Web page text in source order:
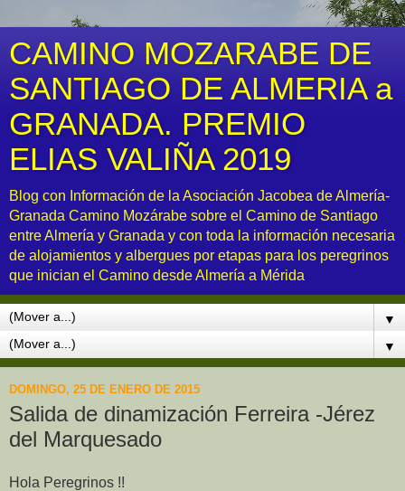
CAMINO MOZARABE DE
SANTIAGO DE ALMERIA a
GRANADA. PREMIO
ELIAS VALIÑA 2019
Blog con Información de la Asociación Jacobea de Almería-
Granada Camino Mozárabe sobre el Camino de Santiago
entre Almería y Granada y con toda la información necesaria
de alojamientos y albergues por etapas para los peregrinos
que inician el Camino desde Almería a Mérida
▼
▼
DOMINGO, 25 DE ENERO DE 2015
Salida de dinamización Ferreira -Jérez
del Marquesado
Hola Peregrinos !!